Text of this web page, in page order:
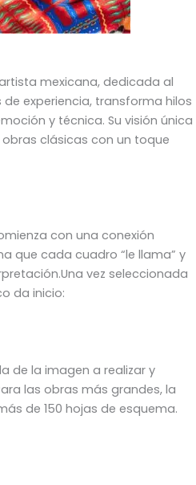
mexicana, dedicada al
experiencia, transforma hilos
y técnica. Su visión única
clásicas con un toque
con una conexión
que cada cuadro “le llama” y
vez seleccionada
da inicio:
de la imagen a realizar y
las obras más grandes, la
de 150 hojas de esquema.